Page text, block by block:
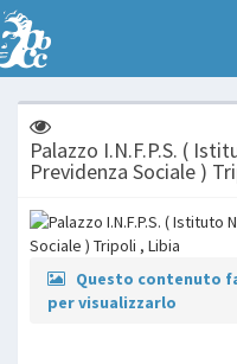
Palazzo I.N.F.P.S. (
Previdenza Sociale )
Questo contenuto
per visualizzarlo